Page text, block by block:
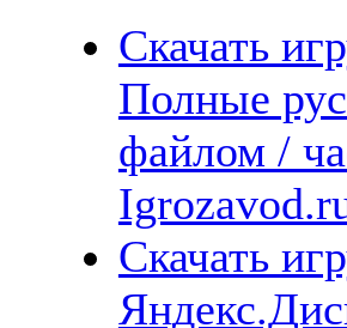
Скачать
Полные
файлом /
Скачать